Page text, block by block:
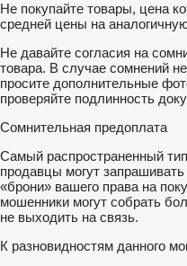
Не покупайте товары, цена
средней цены на
Не давайте согласия на
товара. В случае сомнений
просите дополнительные
проверяйте подлинность
Сомнительная предоплата
Самый распространенный
продавцы могут
«брони» вашего права на
мошенники могут собрать
не выходить на связь.
К разновидностям данного